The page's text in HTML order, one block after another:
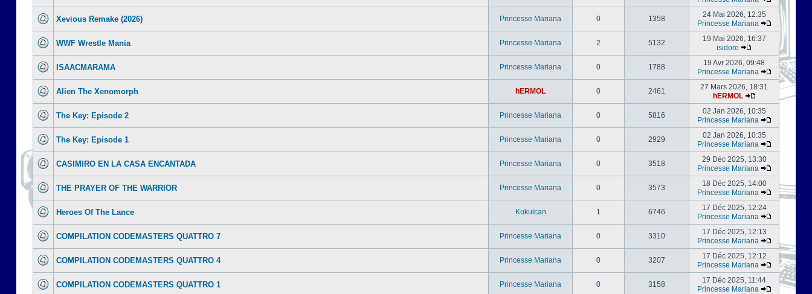
Xevious Remake (2026) Princesse Mariana 0 1358
24 Mai 2026, 12:35
Princesse Mariana
WWF Wrestle Mania Princesse Mariana 2 5132
19 Mai 2026, 16:37
isidoro
ISAACMARAMA Princesse Mariana 0 1788
19 Avr 2026, 09:48
Princesse Mariana
Alien The Xenomorph hERMOL 0 2461
27 Mars 2026, 18:31
hERMOL
The Key: Episode 2 Princesse Mariana 0 5816
02 Jan 2026, 10:35
Princesse Mariana
The Key: Episode 1 Princesse Mariana 0 2929
02 Jan 2026, 10:35
Princesse Mariana
CASIMIRO EN LA CASA ENCANTADA Princesse Mariana 0 3518
29 Déc 2025, 13:30
Princesse Mariana
THE PRAYER OF THE WARRIOR Princesse Mariana 0 3573
18 Déc 2025, 14:00
Princesse Mariana
Heroes Of The Lance Kukulcan 1 6746
17 Déc 2025, 12:24
Princesse Mariana
COMPILATION CODEMASTERS QUATTRO 7 Princesse Mariana 0 3310
17 Déc 2025, 12:13
Princesse Mariana
COMPILATION CODEMASTERS QUATTRO 4 Princesse Mariana 0 3207
17 Déc 2025, 12:12
Princesse Mariana
COMPILATION CODEMASTERS QUATTRO 1 Princesse Mariana 0 3158
17 Déc 2025, 11:44
Princesse Mariana